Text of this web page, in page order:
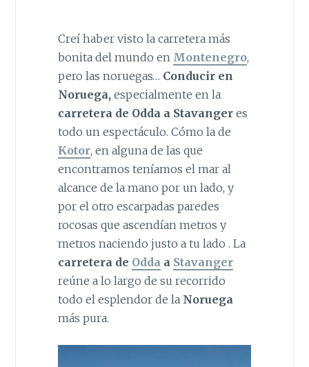
Creí haber visto la carretera más
bonita del mundo en Montenegro,
pero las noruegas… Conducir en
Noruega, especialmente en la
carretera de Odda a Stavangeres
todo un espectáculo. Cómo la de
Kotor, en alguna de las que
encontramos teníamos el mar al
alcance de la mano por un lado, y
por el otro escarpadas paredes
rocosas que ascendían metros y
metros naciendo justo a tu lado . La
carretera de Odda a Stavanger
reúne a lo largo de su recorrido
todo el esplendor de la Noruega
más pura.